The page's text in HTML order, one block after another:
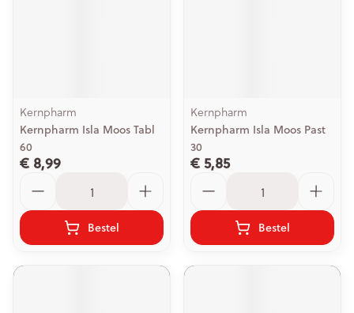
Kernpharm
Kernpharm Isla Moos Tabl
60
€ 8,99
Bestel
Kernpharm
Kernpharm Isla Moos Past
30
€ 5,85
Bestel